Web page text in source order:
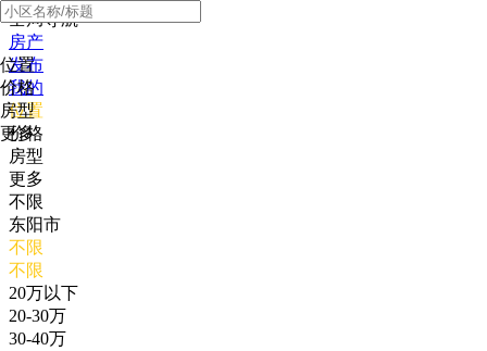
全局导航
房产
发布
我的
位置
价格
房型
更多
位置
价格
房型
更多
不限
东阳市
不限
不限
20万以下
20-30万
30-40万